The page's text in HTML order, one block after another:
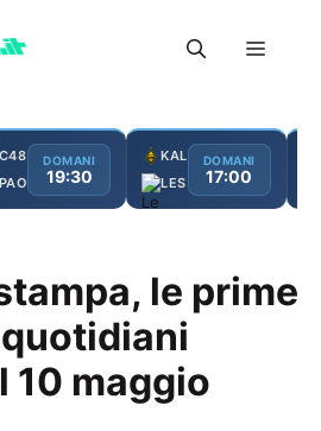
Menu
C48
DOMANI
19:30
KAL
LES
DOMANI
17:00
le prime
10 maggio